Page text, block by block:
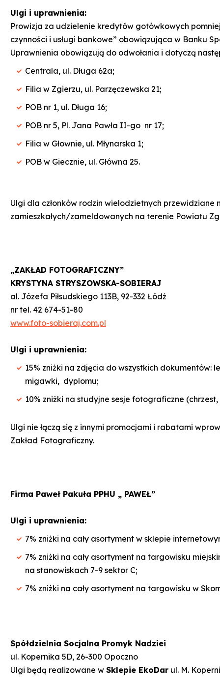
Ulgi i uprawnienia:
Prowizja za udzielenie kredytów gotówkowych
czynności i usługi bankowe” obowiązująca w Banku
Uprawnienia obowiązują do odwołania i dotyczą
Centrala, ul. Długa 62a;
Filia w Zgierzu, ul. Parzęczewska 21;
POB nr 1, ul. Długa 16;
POB nr 5, Pl. Jana Pawła II-go nr 17;
Filia w Głownie, ul. Młynarska 1;
POB w Giecznie, ul. Główna 25.
Ulgi dla członków rodzin wielodzietnych przewidziane
zamieszkałych/zameldowanych na terenie Powiatu
„ZAKŁAD FOTOGRAFICZNY”
KRYSTYNA STRYSZOWSKA-SOBIERAJ
al. Józefa Piłsudskiego 113B, 92-332 Łódź
nr tel. 42 674-51-80
www.foto-sobieraj.com.pl
Ulgi i uprawnienia:
15% zniżki na zdjęcia do wszystkich
migawki, dyplomu;
10% zniżki na studyjne sesje fotograficzne
Ulgi nie łączą się z innymi promocjami i rabatami
Zakład Fotograficzny.
Firma Paweł Pakuła PPHU „ PAWEŁ”
Ulgi i uprawnienia:
7% zniżki na cały asortyment w sklepie
7% zniżki na cały asortyment na targowisku
na stanowiskach 7-9 sektor C;
7% zniżki na cały asortyment na targowisku w
Spółdzielnia Socjalna Promyk Nadziei
ul. Kopernika 5D, 26-300 Opoczno
Ulgi będą realizowane w Sklepie EkoDar ul. M.